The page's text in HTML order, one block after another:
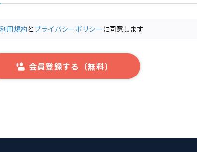
利用規約とプライバシーポリシーに同意します
会員登録する（無料）